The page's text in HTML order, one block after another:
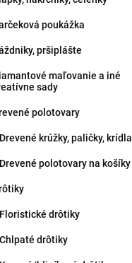
poukážka
pršiplášte
maľovanie a iné
sady
polotovary
Drevené krúžky, paličky, krídla
Drevené polotovary na košíky
Floristické drôtiky
Chlpaté drôtiky